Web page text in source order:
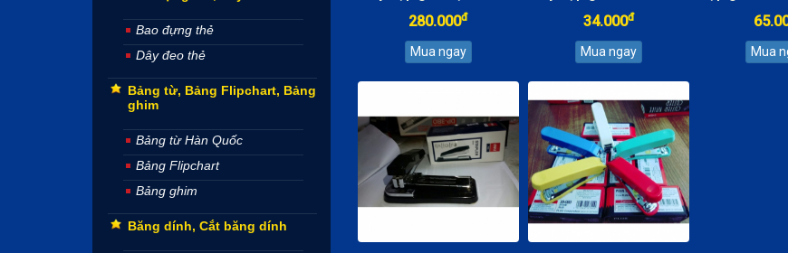
Bao đựng thẻ
Dây đeo thẻ
Bảng từ, Bảng Flipchart, Bảng
ghim
Bảng từ Hàn Quốc
Bảng Flipchart
Bảng ghim
Băng dính, Cắt băng dính
280.000đ
34.000đ